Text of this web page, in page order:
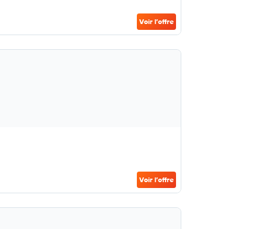
Voir l’offre
Voir l’offre